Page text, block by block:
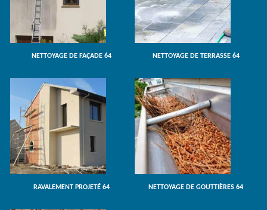
NETTOYAGE DE FAÇADE 64 NETTOYAGE DE TERRASSE 64
RAVALEMENT PROJETÉ 64 NETTOYAGE DE GOUTTIÈRES 64